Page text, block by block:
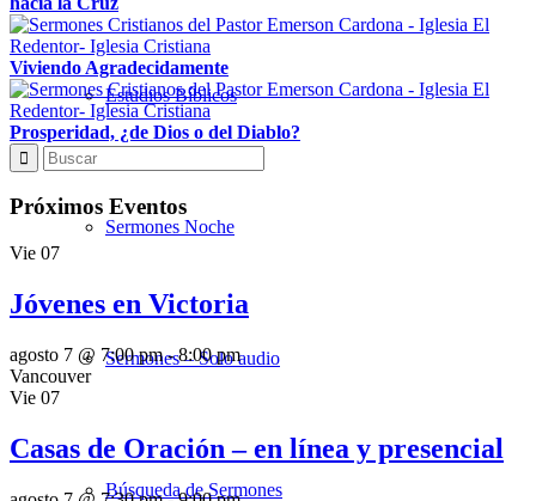
Estudios Bíblicos
Sermones Noche
Sermones – Solo audio
Búsqueda de Sermones
Viviendo Agradecidamente
Prosperidad, ¿de Dios o del Diablo?
Próximos Eventos
Vie 07
Jóvenes en Victoria
agosto 7 @ 7:00 pm-8:00 pm
Vancouver
Vie 07
Casas de Oración – en línea y presencial